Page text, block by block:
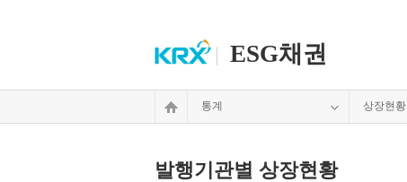
ESG채권
통계 상장현황
발행기관별 상장현황